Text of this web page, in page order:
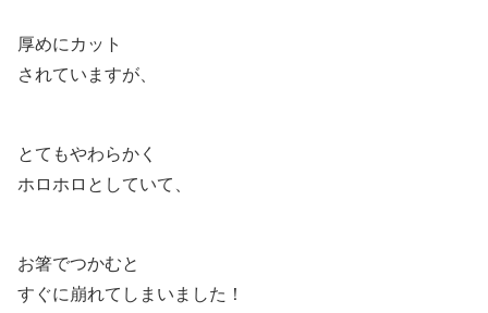
厚めにカット
されていますが、
とてもやわらかく
ホロホロとしていて、
お箸でつかむと
すぐに崩れてしまいました！